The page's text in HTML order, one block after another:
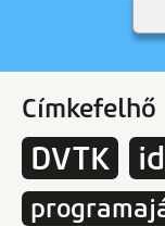
Címkefelhő
DVTK